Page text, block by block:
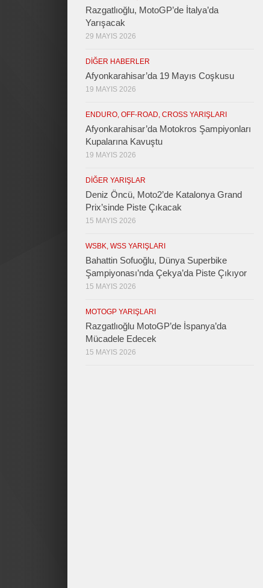
Razgatlıoğlu, MotoGP’de İtalya’da
Yarışacak
29 MAYIS 2026
DIĞER HABERLER
Afyonkarahisar’da 19 Mayıs Coşkusu
19 MAYIS 2026
ENDURO, OFF-ROAD, CROSS YARIŞLARI
Afyonkarahisar’da Motokros Şampiyonları
Kupalarına Kavuştu
19 MAYIS 2026
DIĞER YARIŞLAR
Deniz Öncü, Moto2’de Katalonya Grand
Prix’sinde Piste Çıkacak
15 MAYIS 2026
WSBK, WSS YARIŞLARI
Bahattin Sofuoğlu, Dünya Superbike
Şampiyonası’nda Çekya’da Piste Çıkıyor
15 MAYIS 2026
MOTOGP YARIŞLARI
Razgatlıoğlu MotoGP’de İspanya’da
Mücadele Edecek
15 MAYIS 2026